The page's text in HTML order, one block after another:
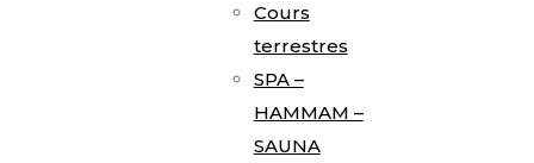
Cours
terrestres
SPA –
HAMMAM –
SAUNA